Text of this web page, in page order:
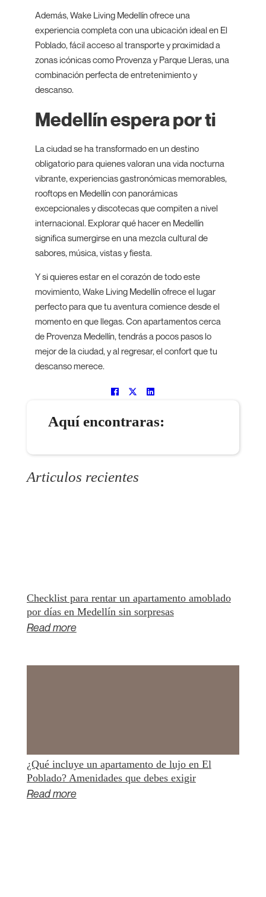
Además, Wake Living Medellín ofrece una
experiencia completa con una ubicación ideal en El
Poblado, fácil acceso al transporte y proximidad a
zonas icónicas como Provenza y Parque Lleras, una
combinación perfecta de entretenimiento y
descanso.
Medellín espera por ti
La ciudad se ha transformado en un destino
obligatorio para quienes valoran una vida nocturna
vibrante, experiencias gastronómicas memorables,
rooftops en Medellín con panorámicas
excepcionales y discotecas que compiten a nivel
internacional. Explorar qué hacer en Medellín
significa sumergirse en una mezcla cultural de
sabores, música, vistas y fiesta.
Y si quieres estar en el corazón de todo este
movimiento, Wake Living Medellín ofrece el lugar
perfecto para que tu aventura comience desde el
momento en que llegas. Con apartamentos cerca
de Provenza Medellín, tendrás a pocos pasos lo
mejor de la ciudad, y al regresar, el confort que tu
descanso merece.
Aquí encontraras:
Articulos recientes
Checklist para rentar un apartamento amoblado
por días en Medellín sin sorpresas
Read more
¿Qué incluye un apartamento de lujo en El
Poblado? Amenidades que debes exigir
Read more